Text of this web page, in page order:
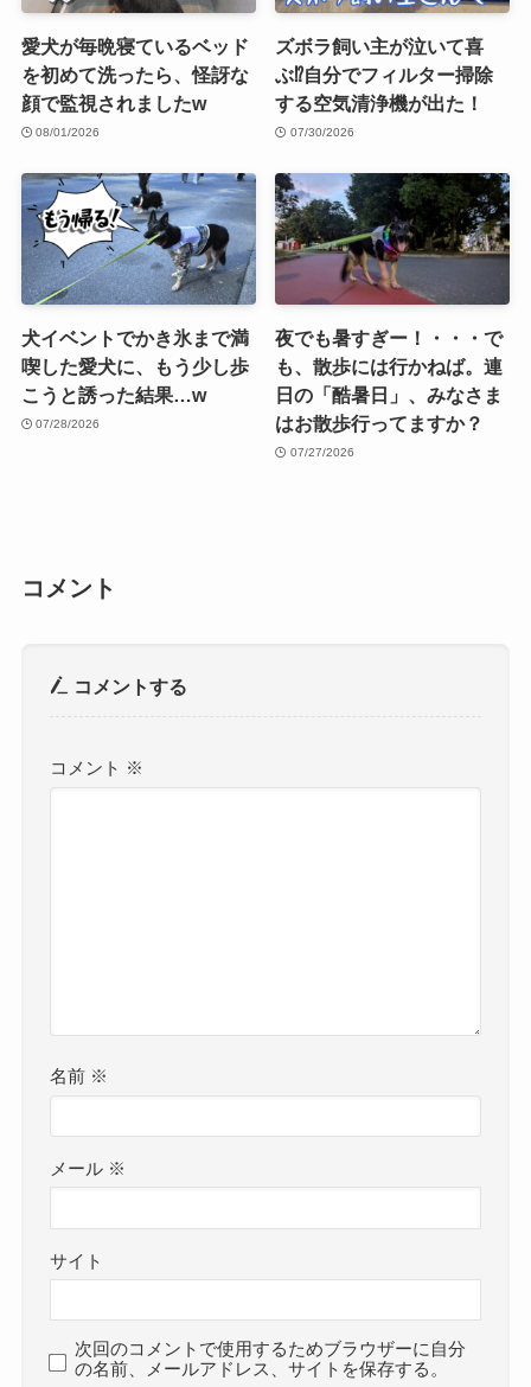
愛犬が毎晩寝ているベッド
を初めて洗ったら、怪訝な
顔で監視されましたw
08/01/2026
ズボラ飼い主が泣いて喜
ぶ⁉︎自分でフィルター掃除
する空気清浄機が出た！
07/30/2026
犬イベントでかき氷まで満
喫した愛犬に、もう少し歩
こうと誘った結果…w
07/28/2026
夜でも暑すぎー！・・・で
も、散歩には行かねば。連
日の「酷暑日」、みなさま
はお散歩行ってますか？
07/27/2026
コメント
コメントする
コメント ※
名前 ※
メール ※
サイト
次回のコメントで使用するためブラウザーに自分
の名前、メールアドレス、サイトを保存する。